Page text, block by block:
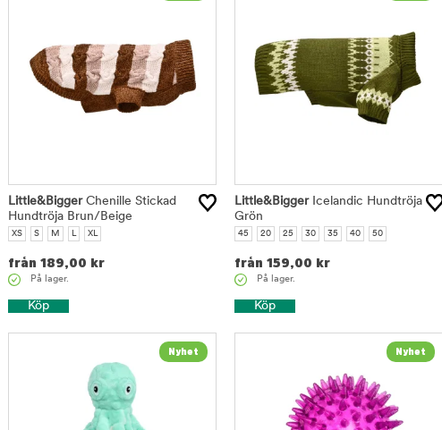
Little&BiggerChenille Stickad
Hundtröja Brun/Beige
XS S M L XL
från 189,00 kr
På lager.
Köp
Little&BiggerIcelandic Hundtröja
Grön
45 20 25 30 35 40 50
från 159,00 kr
På lager.
Köp